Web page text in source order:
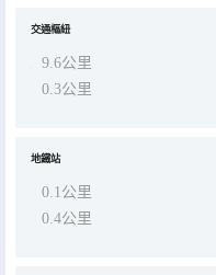
交通樞紐
9.6公里
0.3公里
地鐵站
0.1公里
0.4公里